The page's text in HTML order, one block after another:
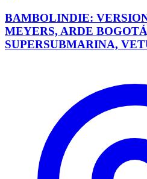
BAMBOLINDIE:
MEYERS, ARDE
SUPERSUBMARINA,